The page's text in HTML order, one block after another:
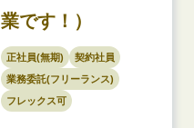
業です！）
正社員(無期)
契約社員
業務委託(フリーランス)
フレックス可